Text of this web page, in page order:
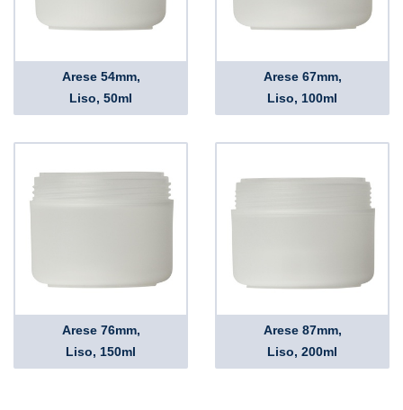
Arese 54mm,
Liso, 50ml
Arese 67mm,
Liso, 100ml
Arese 76mm,
Liso, 150ml
Arese 87mm,
Liso, 200ml